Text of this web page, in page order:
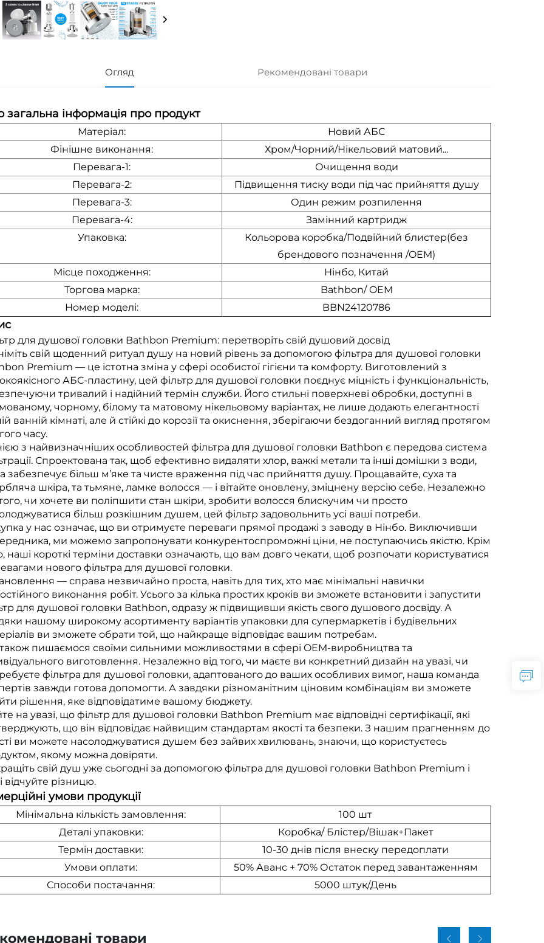
Огляд Рекомендовані товари
загальна інформація про продукт
Матеріал:
Новий АБС
Фінішне виконання:
Хром/Чорний/Нікельовий матовий...
Перевага-1:
Очищення води
Перевага-2:
Підвищення тиску води під час прийняття душу
Перевага-3:
Один режим розпилення
Перевага-4:
Замінний картридж
Упаковка:
Кольорова коробка/Подвійний блистер(без
брендового позначення /OEM)
Місце походження:
Нінбо, Китай
Торгова марка:
Bathbon/ OEM
Номер моделі:
BBN24120786
для душової головки Bathbon Premium: перетворіть свій душовий досвід
свій щоденний ритуал душу на новий рівень за допомогою фільтра для душової головки
Premium — це істотна зміна у сфері особистої гігієни та комфорту. Виготовлений з
АБС-пластину, цей фільтр для душової головки поєднує міцність і функціональність,
тривалий і надійний термін служби. Його стильні поверхневі обробки, доступні в
чорному, білому та матовому нікельовому варіантах, не лише додають елегантності
ванній кімнаті, але й стійкі до корозії та окиснення, зберігаючи бездоганний вигляд протягом
часу.
з найвизначніших особливостей фільтра для душової головки Bathbon є передова система
Спроектована так, щоб ефективно видаляти хлор, важкі метали та інші домішки з води,
забезпечує більш м’яке та чисте враження під час прийняття душу. Прощавайте, суха та
шкіра, та тьмяне, ламке волосся — і вітайте оновлену, зміцнену версію себе. Незалежно
чи хочете ви поліпшити стан шкіри, зробити волосся блискучим чи просто
більш розкішним душем, цей фільтр задовольнить усі ваші потреби.
у нас означає, що ви отримуєте переваги прямої продажі з заводу в Нінбо. Виключивши
ми можемо запропонувати конкурентоспроможні ціни, не поступаючись якістю. Крім
наші короткі терміни доставки означають, що вам довго чекати, щоб розпочати користуватися
нового фільтра для душової головки.
— справа незвичайно проста, навіть для тих, хто має мінімальні навички
виконання робіт. Усього за кілька простих кроків ви зможете встановити і запустити
для душової головки Bathbon, одразу ж підвищивши якість свого душового досвіду. А
нашому широкому асортименту варіантів упаковки для супермаркетів і будівельних
ви зможете обрати той, що найкраще відповідає вашим потребам.
пишаємося своїми сильними можливостями в сфері OEM-виробництва та
виготовлення. Незалежно від того, чи маєте ви конкретний дизайн на увазі, чи
фільтра для душової головки, адаптованого до ваших особливих вимог, наша команда
завжди готова допомогти. А завдяки різноманітним ціновим комбінаціям ви зможете
рішення, яке відповідатиме вашому бюджету.
на увазі, що фільтр для душової головки Bathbon Premium має відповідні сертифікації, які
що він відповідає найвищим стандартам якості та безпеки. З нашим прагненням до
ви можете насолоджуватися душем без зайвих хвилювань, знаючи, що користуєтесь
якому можна довіряти.
свій душ уже сьогодні за допомогою фільтра для душової головки Bathbon Premium і
відчуйте різницю.
умови продукції
Мінімальна кількість замовлення:
100 шт
Деталі упаковки:
Коробка/ Блістер/Вішак+Пакет
Термін доставки:
10-30 днів після внеску передоплати
Умови оплати:
50% Аванс + 70% Остаток перед завантаженням
Способи постачання:
5000 штук/День
товари